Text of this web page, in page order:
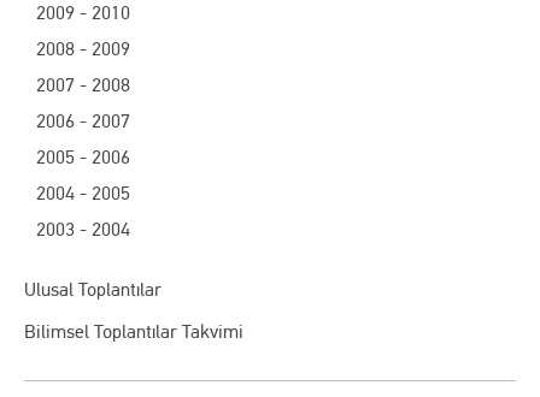
2009 - 2010
2008 - 2009
2007 - 2008
2006 - 2007
2005 - 2006
2004 - 2005
2003 - 2004
Ulusal Toplantılar
Bilimsel Toplantılar Takvimi